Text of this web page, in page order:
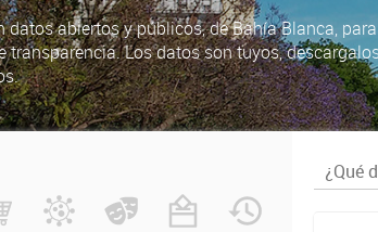
datos abiertos y públicos, de Bahía Blanca,
transparencia. Los datos son tuyos,